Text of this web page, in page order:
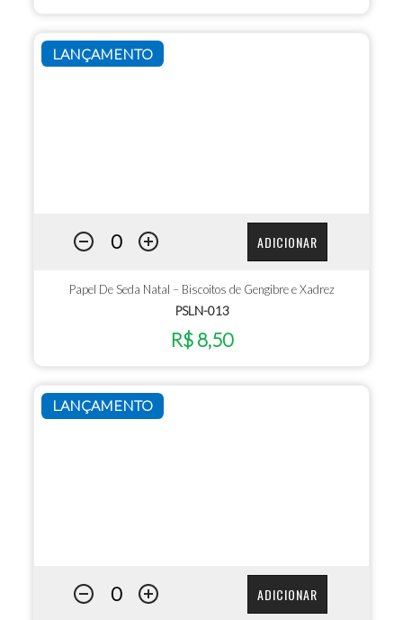
LANÇAMENTO
ADICIONAR
Papel De Seda Natal – Biscoitos de Gengibre e Xadrez
PSLN-013
R$ 8,50
LANÇAMENTO
ADICIONAR